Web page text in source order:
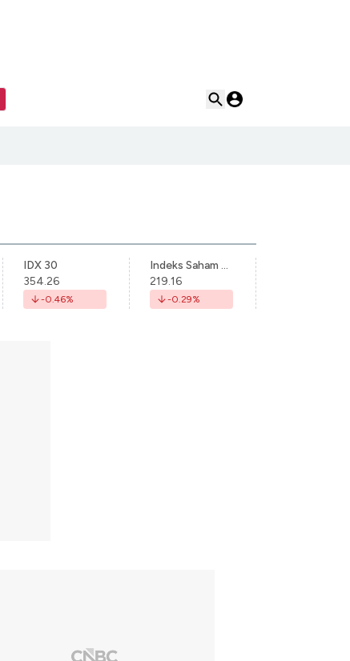
IDX 30
354.26
-0.46%
Indeks Saham Syariah Indonesia
219.16
-0.29%